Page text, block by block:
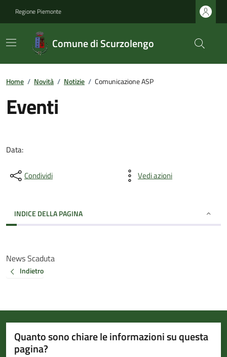
Regione Piemonte
Comune di Scurzolengo
Home / Novità / Notizie / Comunicazione ASP
Eventi
Data:
Condividi Vedi azioni
INDICE DELLA PAGINA
News Scaduta
Indietro
Quanto sono chiare le informazioni su questa
pagina?